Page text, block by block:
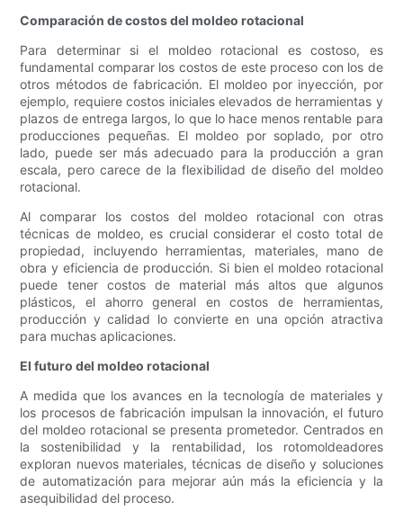
Comparación de costos del moldeo rotacional
Para determinar si el moldeo rotacional es costoso, es
fundamental comparar los costos de este proceso con los de
otros métodos de fabricación. El moldeo por inyección, por
ejemplo, requiere costos iniciales elevados de herramientas y
plazos de entrega largos, lo que lo hace menos rentable para
producciones pequeñas. El moldeo por soplado, por otro
lado, puede ser más adecuado para la producción a gran
escala, pero carece de la flexibilidad de diseño del moldeo
rotacional.
Al comparar los costos del moldeo rotacional con otras
técnicas de moldeo, es crucial considerar el costo total de
propiedad, incluyendo herramientas, materiales, mano de
obra y eficiencia de producción. Si bien el moldeo rotacional
puede tener costos de material más altos que algunos
plásticos, el ahorro general en costos de herramientas,
producción y calidad lo convierte en una opción atractiva
para muchas aplicaciones.
El futuro del moldeo rotacional
A medida que los avances en la tecnología de materiales y
los procesos de fabricación impulsan la innovación, el futuro
del moldeo rotacional se presenta prometedor. Centrados en
la sostenibilidad y la rentabilidad, los rotomoldeadores
exploran nuevos materiales, técnicas de diseño y soluciones
de automatización para mejorar aún más la eficiencia y la
asequibilidad del proceso.